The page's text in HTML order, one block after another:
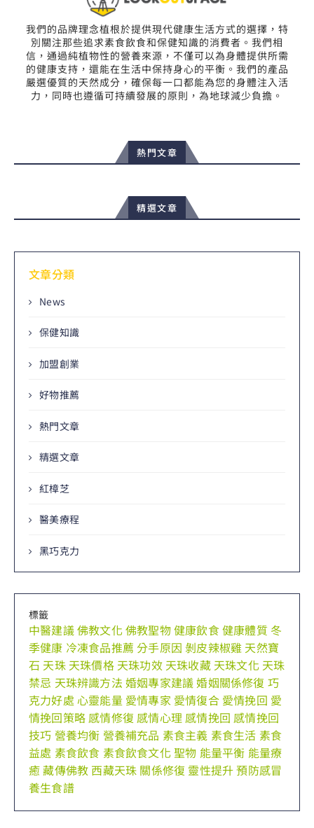
我們的品牌理念植根於提供現代健康生活方式的選擇，特
別關注那些追求素食飲食和保健知識的消費者。我們相
信，通過純植物性的營養來源，不僅可以為身體提供所需
的健康支持，還能在生活中保持身心的平衡。我們的產品
嚴選優質的天然成分，確保每一口都能為您的身體注入活
力，同時也遵循可持續發展的原則，為地球減少負擔。
熱門文章
精選文章
文章分類
News
保健知識
加盟創業
好物推薦
熱門文章
精選文章
紅樟芝
醫美療程
黑巧克力
標籤
中醫建議佛教文化佛教聖物健康飲食健康體質 冬
季健康 冷凍食品推薦 分手原因 剝皮辣椒雞 天然寶
石 天珠 天珠價格 天珠功效 天珠收藏 天珠文化 天珠
禁忌 天珠辨識方法 婚姻專家建議婚姻關係修復 巧
克力好處 心靈能量 愛情專家 愛情復合 愛情挽回 愛
情挽回策略 感情修復 感情心理 感情挽回 感情挽回
技巧 營養均衡 營養補充品 素食主義 素食生活 素食
益處 素食飲食 素食飲食文化聖物 能量平衡 能量療
癒藏傳佛教 西藏天珠 關係修復 靈性提升預防感冒
養生食譜